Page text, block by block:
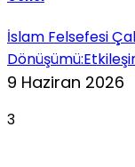
İslam Felsefesi
9 Haziran 2026
3